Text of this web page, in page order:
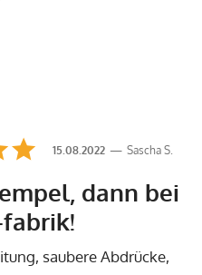
Sascha S.
15.08.2022
dann bei
saubere Abdrücke,